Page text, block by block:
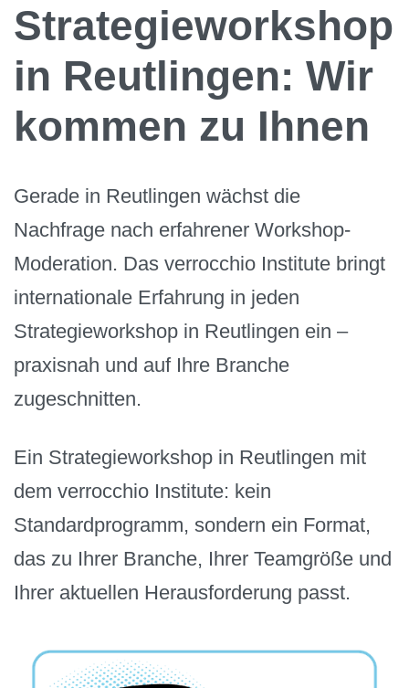
Strategieworkshop
in Reutlingen: Wir
kommen zu Ihnen
Gerade in Reutlingen wächst die
Nachfrage nach erfahrener Workshop-
Moderation. Das verrocchio Institute bringt
internationale Erfahrung in jeden
Strategieworkshop in Reutlingen ein –
praxisnah und auf Ihre Branche
zugeschnitten.
Ein Strategieworkshop in Reutlingen mit
dem verrocchio Institute: kein
Standardprogramm, sondern ein Format,
das zu Ihrer Branche, Ihrer Teamgröße und
Ihrer aktuellen Herausforderung passt.